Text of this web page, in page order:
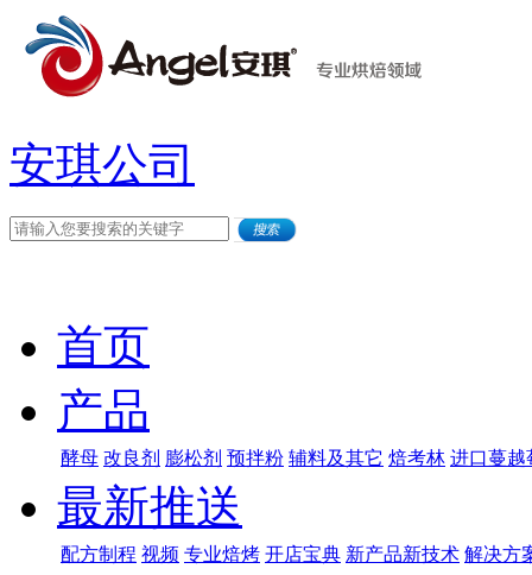
安琪公司
首页
产品
酵母 改良剂 膨松剂 预拌粉 辅料及其它 焙考林 进口蔓越
最新推送
配方制程 视频 专业焙烤 开店宝典 新产品新技术 解决方